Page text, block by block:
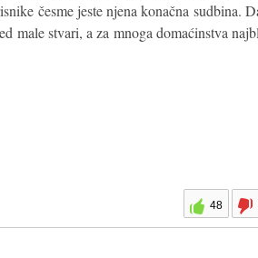
česme jeste njena konačna sudbina.
male stvari, a za mnoga domaćinstva
48